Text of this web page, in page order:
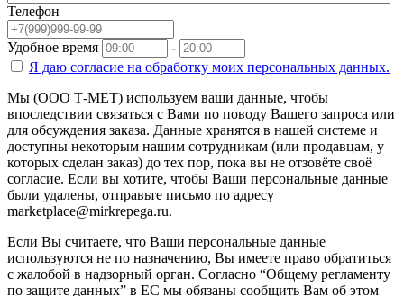
Телефон
Удобное время
-
Я даю согласие на обработку моих персональных данных.
Мы (ООО Т-МЕТ) используем ваши данные, чтобы
впоследствии связаться с Вами по поводу Вашего запроса или
для обсуждения заказа. Данные хранятся в нашей системе и
доступны некоторым нашим сотрудникам (или продавцам, у
которых сделан заказ) до тех пор, пока вы не отзовёте своё
согласие. Если вы хотите, чтобы Ваши персональные данные
были удалены, отправьте письмо по адресу
marketplace@mirkrepega.ru.
Если Вы считаете, что Ваши персональные данные
используются не по назначению, Вы имеете право обратиться
с жалобой в надзорный орган. Согласно “Общему регламенту
по защите данных” в ЕС мы обязаны сообщить Вам об этом